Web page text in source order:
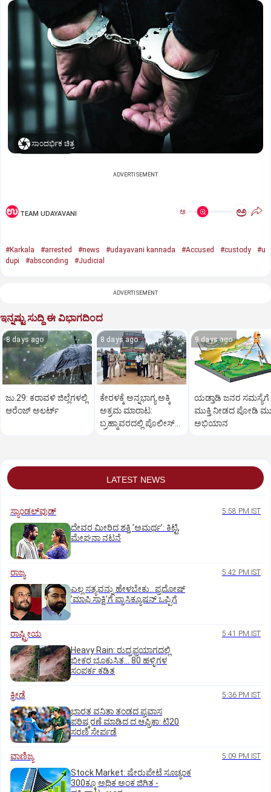
ಸಾಂದರ್ಭಿಕ ಚಿತ್ರ
ADVERTISEMENT
TEAM UDAYAVANI ಅ ಅ
#Karkala #arrested #news #udayavani kannada #Accused #custody
#u
dupi
#absconding #Judicial
ADVERTISEMENT
ಇನ್ನಷ್ಟು ಸುದ್ದಿ ಈ ವಿಭಾಗದಿಂದ
8 days ago
ಜು.29: ಕರಾವಳಿ ಜಿಲ್ಲೆಗಳಲ್ಲಿ
ಆರೆಂಜ್‌ ಅಲರ್ಟ್
8 days ago
ಕೇರಳಕ್ಕೆ ಅನ್ನಭಾಗ್ಯ ಅಕ್ಕಿ
ಅಕ್ರಮ ಮಾರಾಟ:
ಬ್ರಹ್ಮಾವರದಲ್ಲಿ ಪೊಲೀಸ್‌
9 days ago
ಯಡ್ತಾಡಿ ಜನರ ಸಮಸ್ಯೆಗೆ
ಮುಕ್ತಿ ನೀಡದ ಪೋಡಿ ಮುಕ್ತ
ಅಭಿಯಾನ
LATEST NEWS
ಸ್ಯಾಂಡಲ್‌ವುಡ್‌ 5:58 PM IST
ದೇವರ ಮೀರಿದ ಶಕ್ತಿ ʼಅಮರ್ಥʼ: ಕಿಟ್ಟಿ,
ಮೇಘನಾ ನಟನೆ
ರಾಜ್ಯ 5:42 PM IST
ಎಲ್ಲ ಸತ್ಯವನ್ನು ಹೇಳಬೇಕು.. ಪ್ರದೋಷ್‌
ʼಮಾಫಿ ಸಾಕ್ಷಿʼಗೆ ಪ್ರಾಸಿಕ್ಯೂಷನ್ ಒಪ್ಪಿಗೆ
ರಾಷ್ಟ್ರೀಯ 5:41 PM IST
Heavy Rain: ರುದ್ರಪ್ರಯಾಗದಲ್ಲಿ
ಭೀಕರ ಭೂಕುಸಿತ... 80 ಹಳ್ಳಿಗಳ
ಸಂಪರ್ಕ ಕಡಿತ
ಕ್ರೀಡೆ 5:36 PM IST
ಭಾರತ ವನಿತಾ ತಂಡದ ಪ್ರವಾಸ
ಪರಿಷ್ಕರಣೆ ಮಾಡಿದ ದ.ಆಫ್ರಿಕಾ: ಟಿ20
ಸರಣಿ ಸೇರ್ಪಡೆ
ವಾಣಿಜ್ಯ 5:09 PM IST
Stock Market: ಷೇರುಪೇಟೆ ಸೂಚ್ಯಂಕ
300ಕ್ಕೂ ಅಧಿಕ ಅಂಕ ಜಿಗಿತ -